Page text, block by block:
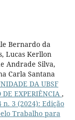
Bernardo da
Lucas Kerllon
Andrade Silva,
Carla Santana
DA UBSF
EXPERIÊNCIA ,
3 (2024): Edição
Trabalho para